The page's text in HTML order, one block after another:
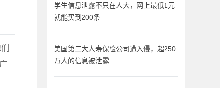
学生信息泄露不只在人大，网上最低1元
就能买到200条
美国第二大人寿保险公司遭入侵，超250
万人的信息被泄露